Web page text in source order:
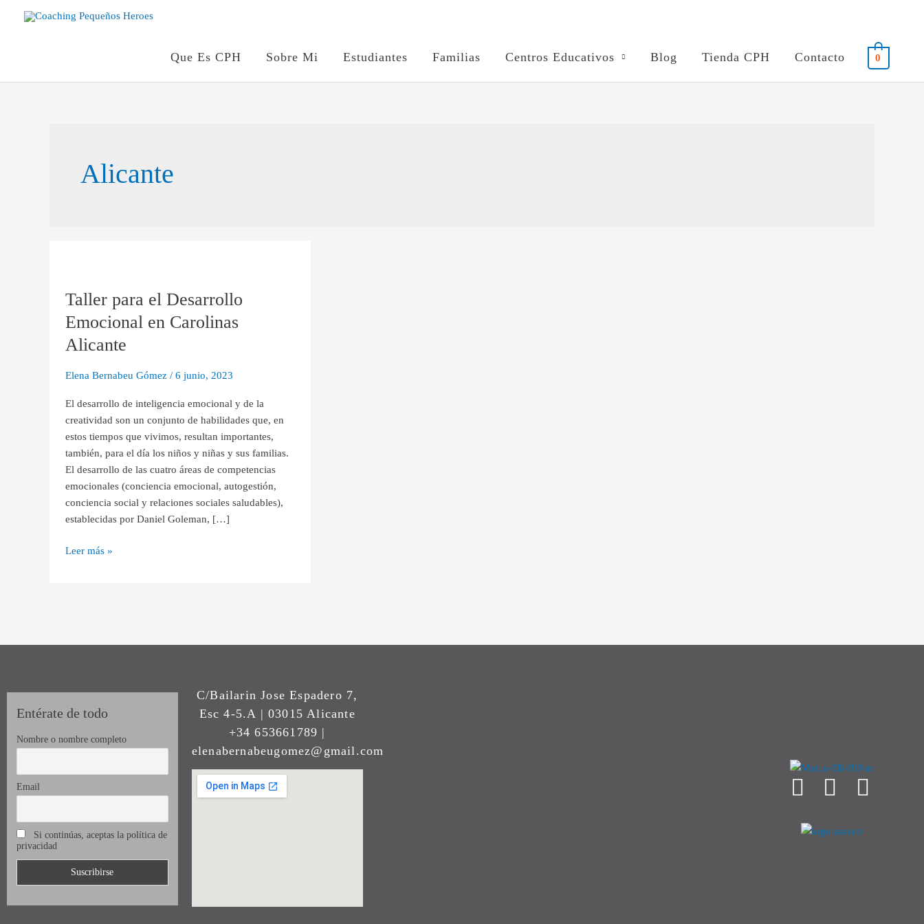
Que Es CPH Sobre Mi Estudiantes Familias Centros Educativos Blog Tienda CPH Contacto 0
Alicante
Taller para el Desarrollo
Emocional en Carolinas
Alicante
Elena Bernabeu Gómez / 6 junio, 2023
El desarrollo de inteligencia emocional y de la
creatividad son un conjunto de habilidades que, en
estos tiempos que vivimos, resultan importantes,
también, para el día los niños y niñas y sus familias.
El desarrollo de las cuatro áreas de competencias
emocionales (conciencia emocional, autogestión,
conciencia social y relaciones sociales saludables),
establecidas por Daniel Goleman, […]
el
Emocional
en
Alicante
Leer más »
Entérate de todo
Nombre o nombre completo
Email
Si continúas, aceptas la política de
privacidad
C/Bailarin Jose Espadero 7,
Esc 4-5.A | 03015 Alicante
+34 653661789 |
elenabernabeugomez@gmail.com